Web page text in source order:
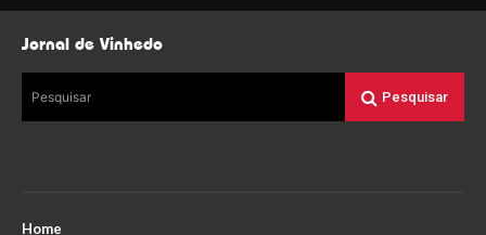
Jornal de Vinhedo
Pesquisar Pesquisar
Home